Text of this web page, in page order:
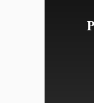
Türkiyə